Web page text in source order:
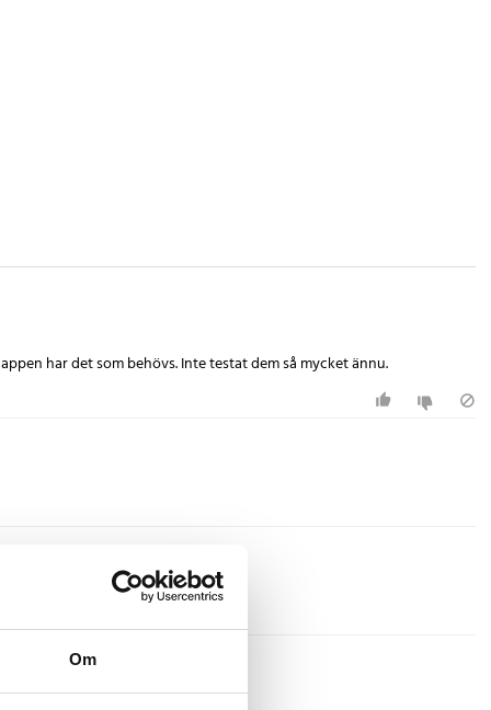
Om
har det som behövs. Inte testat dem så mycket ännu.